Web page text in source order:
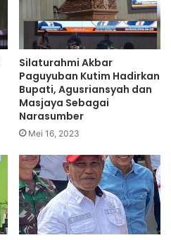
Silaturahmi Akbar
Paguyuban Kutim Hadirkan
Bupati, Agusriansyah dan
Masjaya Sebagai
Narasumber
Mei 16, 2023